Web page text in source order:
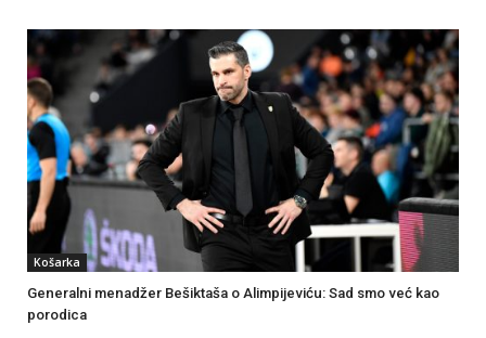
Košarka
Generalni menadžer Bešiktaša o Alimpijeviću: Sad smo već kao
porodica